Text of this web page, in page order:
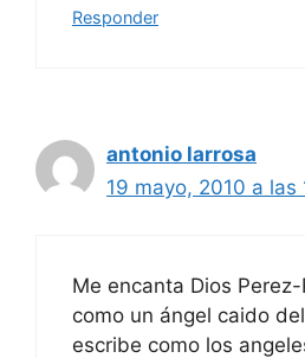
Responder
antonio larrosa
19 mayo, 2010 a las
Me encanta Dios
como un ángel caido
escribe como los